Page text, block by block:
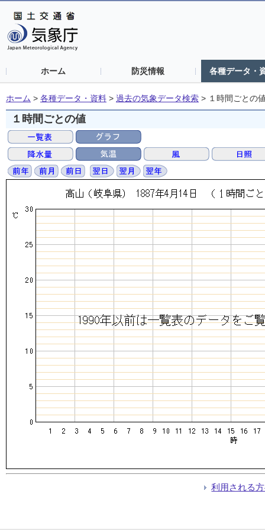
ホーム 防災情報 各種データ・
ホーム > 各種データ・資料 > 過去の気象データ検索 > １時間ごとの
１時間ごとの値
利用される